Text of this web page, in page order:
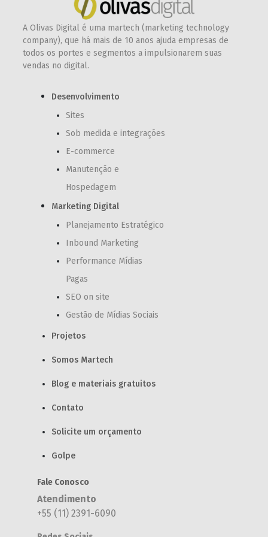
A Olivas Digital é uma martech (marketing technology
company), que há mais de 10 anos ajuda empresas de
todos os portes e segmentos a impulsionarem suas
vendas no digital.
Desenvolvimento
Sites
Sob medida e integrações
E-commerce
Manutenção e
Hospedagem
Marketing Digital
Planejamento Estratégico
Inbound Marketing
Performance Mídias
Pagas
SEO on site
Gestão de Mídias Sociais
Projetos
Somos Martech
Blog e materiais gratuitos
Contato
Solicite um orçamento
Golpe
Fale Conosco
Atendimento
+55 (11) 2391-6090